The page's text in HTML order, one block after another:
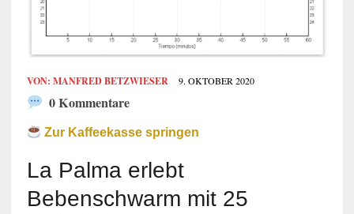
VON: MANFRED BETZWIESER 9. OKTOBER 2020
0 Kommentare
Zur Kaffeekasse springen
La Palma erlebt
Bebenschwarm mit 25